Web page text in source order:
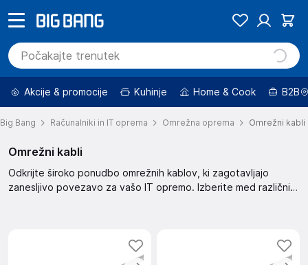
Akcije & promocije Kuhinje Home & Cook B2B
Big Bang Računalniki in IT oprema Omrežna oprema Omrežni kabli
Omrežni kabli
Odkrijte široko ponudbo omrežnih kablov, ki zagotavljajo
zanesljivo povezavo za vašo IT opremo. Izberite med različnimi